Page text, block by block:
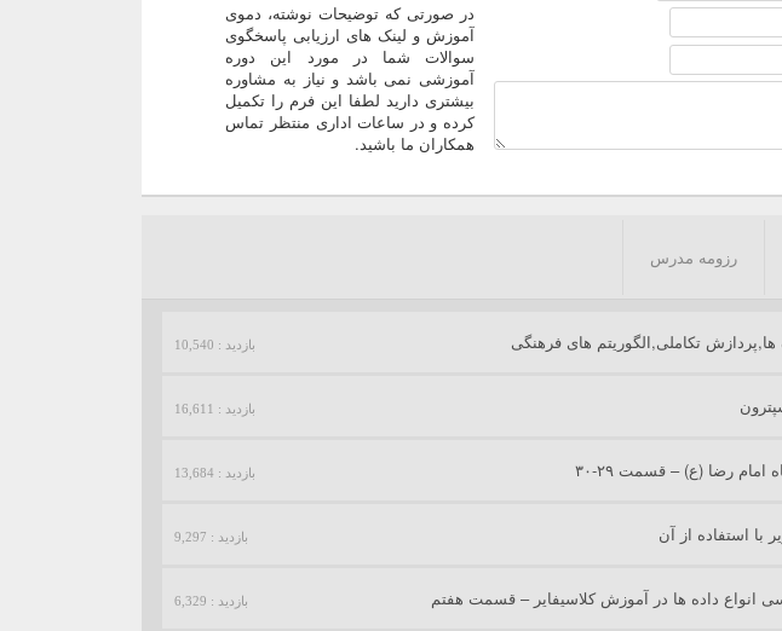
در صورتی که توضیحات نوشته، دموی
آموزش و لینک های ارزیابی پاسخگوی
سوالات شما در مورد این دوره
آموزشی نمی باشد و نیاز به مشاوره
بیشتری دارید لطفا این فرم را تکمیل
کرده و در ساعات اداری منتظر تماس
همکاران ما باشید.
رزومه مدرس
ها,پردازش تکاملی,الگوریتم های فرهنگی بازدید : 10,540
بازدید : 16,611
بازدید : 13,684
بازدید : 9,297
داده ها در آموزش کلاسیفایر – قسمت هفتم بازدید : 6,329